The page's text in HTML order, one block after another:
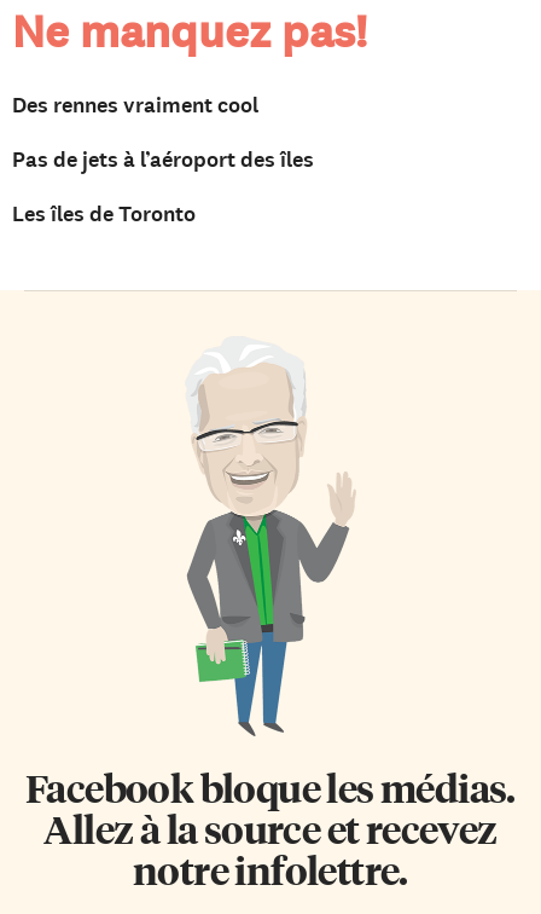
Ne manquez pas!
Des rennes vraiment cool
Pas de jets à l’aéroport des îles
Les îles de Toronto
Facebook bloque les médias.
Allez à la source et recevez
notre infolettre.